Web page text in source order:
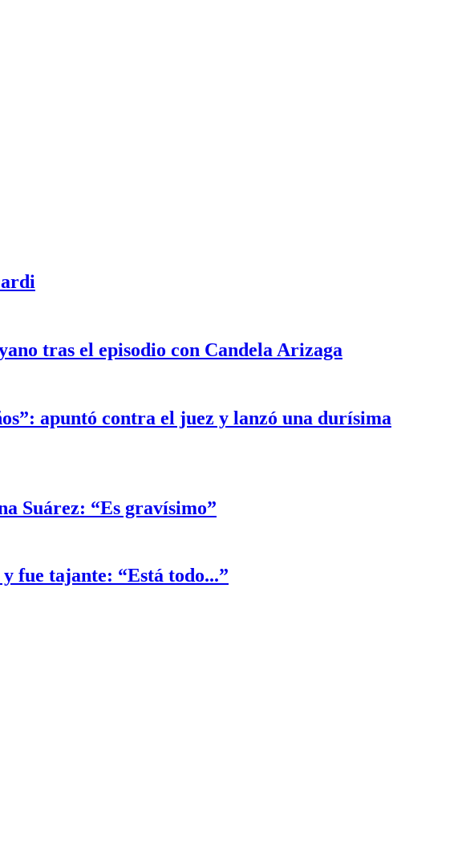
tras el episodio con Candela Arizaga
apuntó contra el juez y lanzó una durísima
Suárez: “Es gravísimo”
fue tajante: “Está todo...”